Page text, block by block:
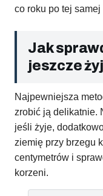
co roku po tej
Jak
jeszcze
Najpewniejsza
zrobić ją delikatnie.
jeśli żyje,
ziemię przy brzegu
centymetrów i
korzeni.